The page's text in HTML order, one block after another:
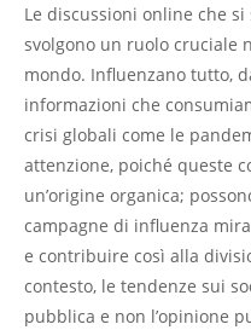
Le discussioni online che
svolgono un ruolo cruciale
mondo. Influenzano tutto,
informazioni che
crisi globali come le
attenzione, poiché queste
un’origine organica;
campagne di influenza
e contribuire così alla
contesto, le tendenze sui
pubblica e non l’opinione